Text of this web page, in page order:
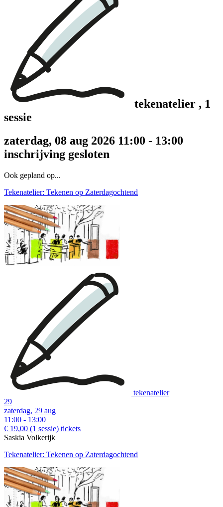
tekenatelier , 1
sessie
zaterdag, 08 aug 2026 11:00 - 13:00
inschrijving gesloten
Ook gepland op...
Tekenatelier: Tekenen op Zaterdagochtend
tekenatelier
29
zaterdag, 29 aug
11:00 - 13:00
€ 19,00 (1 sessie) tickets
Saskia Volkerijk
Tekenatelier: Tekenen op Zaterdagochtend